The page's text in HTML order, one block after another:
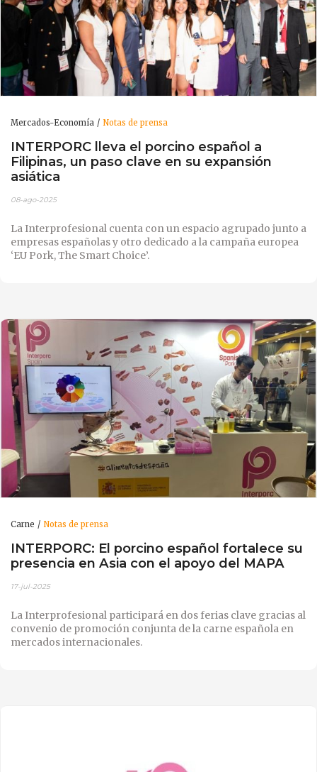
Mercados-Economía Notas de prensa
INTERPORC lleva el porcino español a
Filipinas, un paso clave en su expansión
asiática
08-ago-2025
La Interprofesional cuenta con un espacio agrupado junto a
empresas españolas y otro dedicado a la campaña europea
‘EU Pork, The Smart Choice’.
Carne Notas de prensa
INTERPORC: El porcino español fortalece su
presencia en Asia con el apoyo del MAPA
17-jul-2025
La Interprofesional participará en dos ferias clave gracias al
convenio de promoción conjunta de la carne española en
mercados internacionales.